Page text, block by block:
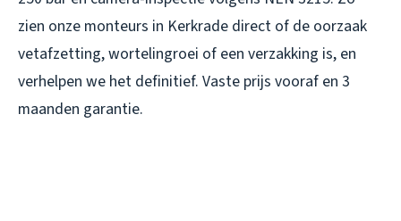
zien onze monteurs in Kerkrade direct of de oorzaak
vetafzetting, wortelingroei of een verzakking is, en
verhelpen we het definitief. Vaste prijs vooraf en 3
maanden garantie.